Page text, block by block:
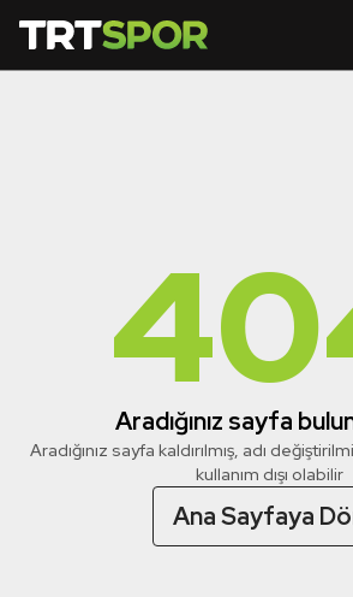
Aradığınız sayfa
Aradığınız sayfa kaldırılmış, adı
kullanım dışı olabilir
Ana Sayfaya